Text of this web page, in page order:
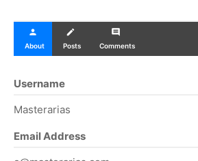
person
About
create
Posts
comment
Comments
Username
Masterarias
Email Address